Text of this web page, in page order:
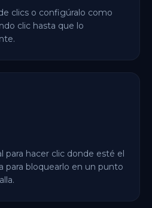
clics o configúralo como
clic hasta que lo
para hacer clic donde esté el
para bloquearlo en un punto